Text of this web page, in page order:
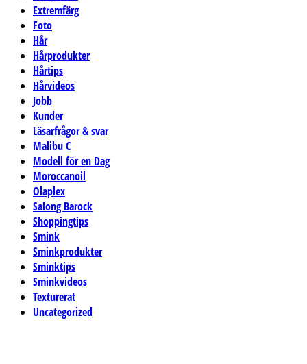
Extremfärg
Foto
Hår
Hårprodukter
Hårtips
Hårvideos
Jobb
Kunder
Läsarfrågor & svar
Malibu C
Modell för en Dag
Moroccanoil
Olaplex
Salong Barock
Shoppingtips
Smink
Sminkprodukter
Sminktips
Sminkvideos
Texturerat
Uncategorized